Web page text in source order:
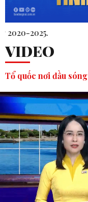
VIDEO
Tổ quốc nơi đầu sóng